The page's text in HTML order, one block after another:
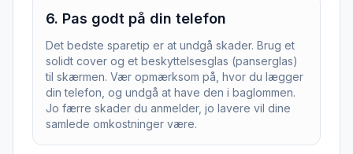
6. Pas godt på din telefon
Det bedste sparetip er at undgå skader. Brug et
solidt cover og et beskyttelsesglas (panserglas)
til skærmen. Vær opmærksom på, hvor du lægger
din telefon, og undgå at have den i baglommen.
Jo færre skader du anmelder, jo lavere vil dine
samlede omkostninger være.